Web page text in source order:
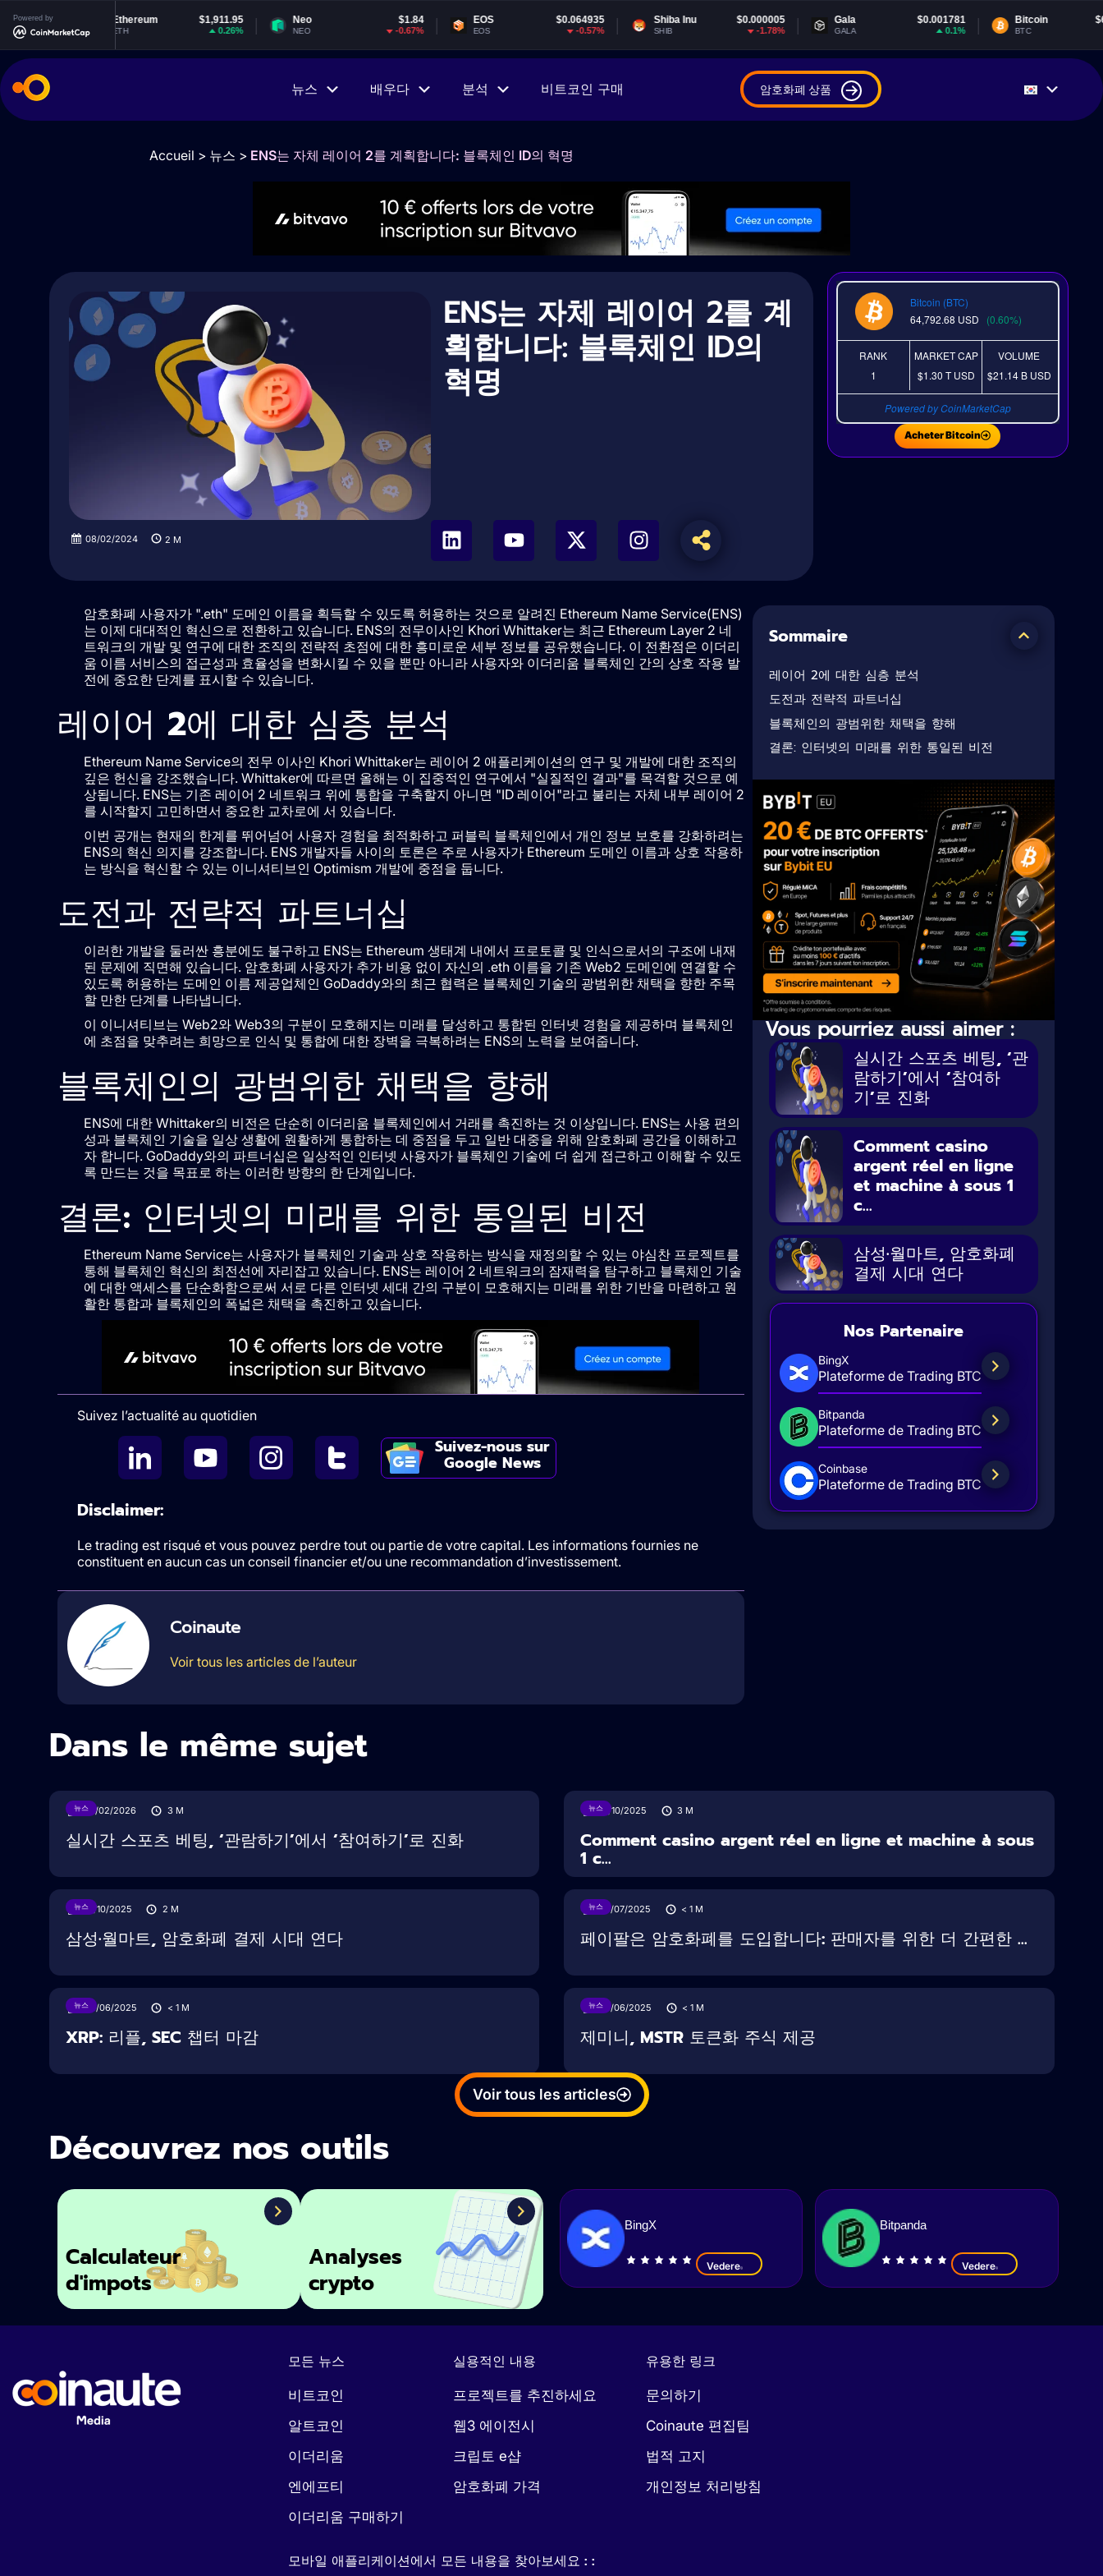
Powered byEthereum $1,911.95
ETH
Neo
NEO
EOS $0.064935
EOS
Shiba Inu $0.000005
SHIB
Gala $0.001781
GALA
Bitcoin $64,791.60
BTC
뉴스 배우다 분석 비트코인 구매 암호화폐 상품
Accueil > 뉴스 > ENS는 자체 레이어 2를 계획합니다: 블록체인 ID의 혁명
ENS는 자체 레이어 2를 계
획합니다: 블록체인 ID의
혁명
08/02/2024 2 M
Bitcoin (BTC)
64,792.68 USD (0.60%)
RANK
1
MARKET CAP
$1.30 TUSD
VOLUME
$21.14 B USD
Powered by CoinMarketCap
Acheter Bitcoin
암호화폐 사용자가 ".eth" 도메인 이름을 획득할 수 있도록 허용하는 것으로 알려진 Ethereum Name Service(ENS)
는 이제 대대적인 혁신으로 전환하고 있습니다. ENS의 전무이사인 Khori Whittaker는 최근 Ethereum Layer 2 네
트워크의 개발 및 연구에 대한 조직의 전략적 초점에 대한 흥미로운 세부 정보를 공유했습니다. 이 전환점은 이더리
움 이름 서비스의 접근성과 효율성을 변화시킬 수 있을 뿐만 아니라 사용자와 이더리움 블록체인 간의 상호 작용 발
전에 중요한 단계를 표시할 수 있습니다.
레이어 2에 대한 심층 분석
Ethereum Name Service의 전무 이사인 Khori Whittaker는 레이어 2 애플리케이션의 연구 및 개발에 대한 조직의
깊은 헌신을 강조했습니다. Whittaker에 따르면 올해는 이 집중적인 연구에서 "실질적인 결과"를 목격할 것으로 예
상됩니다. ENS는 기존 레이어 2 네트워크 위에 통합을 구축할지 아니면 "ID 레이어"라고 불리는 자체 내부 레이어 2
를 시작할지 고민하면서 중요한 교차로에 서 있습니다.
이번 공개는 현재의 한계를 뛰어넘어 사용자 경험을 최적화하고 퍼블릭 블록체인에서 개인 정보 보호를 강화하려는
ENS의 혁신 의지를 강조합니다. ENS 개발자들 사이의 토론은 주로 사용자가 Ethereum 도메인 이름과 상호 작용하
는 방식을 혁신할 수 있는 이니셔티브인 Optimism 개발에 중점을 둡니다.
도전과 전략적 파트너십
이러한 개발을 둘러싼 흥분에도 불구하고 ENS는 Ethereum 생태계 내에서 프로토콜 및 인식으로서의 구조에 내재
된 문제에 직면해 있습니다. 암호화폐 사용자가 추가 비용 없이 자신의 .eth 이름을 기존 Web2 도메인에 연결할 수
있도록 허용하는 도메인 이름 제공업체인 GoDaddy와의 최근 협력은 블록체인 기술의 광범위한 채택을 향한 주목
할 만한 단계를 나타냅니다.
이 이니셔티브는 Web2와 Web3의 구분이 모호해지는 미래를 달성하고 통합된 인터넷 경험을 제공하며 블록체인
에 초점을 맞추려는 희망으로 인식 및 통합에 대한 장벽을 극복하려는 ENS의 노력을 보여줍니다.
블록체인의 광범위한 채택을 향해
ENS에 대한 Whittaker의 비전은 단순히 이더리움 블록체인에서 거래를 촉진하는 것 이상입니다. ENS는 사용 편의
성과 블록체인 기술을 일상 생활에 원활하게 통합하는 데 중점을 두고 일반 대중을 위해 암호화폐 공간을 이해하고
자 합니다. GoDaddy와의 파트너십은 일상적인 인터넷 사용자가 블록체인 기술에 더 쉽게 접근하고 이해할 수 있도
록 만드는 것을 목표로 하는 이러한 방향의 한 단계입니다.
결론: 인터넷의 미래를 위한 통일된 비전
Ethereum Name Service는 사용자가 블록체인 기술과 상호 작용하는 방식을 재정의할 수 있는 야심찬 프로젝트를
통해 블록체인 혁신의 최전선에 자리잡고 있습니다. ENS는 레이어 2 네트워크의 잠재력을 탐구하고 블록체인 기술
에 대한 액세스를 단순화함으로써 서로 다른 인터넷 세대 간의 구분이 모호해지는 미래를 위한 기반을 마련하고 원
활한 통합과 블록체인의 폭넓은 채택을 촉진하고 있습니다.
Suivez l’actualité au quotidien
Suivez-nous sur
Google News
Disclaimer:
Le trading est risqué et vous pouvez perdre tout ou partie de votre capital. Les informations fournies ne
constituent en aucun cas un conseil financier et/ou une recommandation d’investissement.
Coinaute
Voir tous les articles de l’auteur
Sommaire
레이어 2에 대한 심층 분석
도전과 전략적 파트너십
블록체인의 광범위한 채택을 향해
결론: 인터넷의 미래를 위한 통일된 비전
Vous pourriez aussi aimer :
실시간 스포츠 베팅, ‘관
람하기’에서 ‘참여하
기’로 진화
Comment casino
argent réel en ligne
et machine à sous 1
c...
삼성·월마트, 암호화폐
결제 시대 연다
Nos Partenaire
BingX
Plateforme de Trading BTC
Bitpanda
Plateforme de Trading BTC
Coinbase
Plateforme de Trading BTC
Dans le même sujet
뉴스05/02/2026 3 M
실시간 스포츠 베팅, ‘관람하기’에서 ‘참여하기’로 진화
뉴스16/10/2025 3 M
Comment casino argent réel en ligne et machine à sous
1 c...
뉴스16/10/2025 2 M
삼성·월마트, 암호화폐 결제 시대 연다
뉴스30/07/2025 < 1 M
페이팔은 암호화폐를 도입합니다: 판매자를 위한 더 간편한 ...
뉴스28/06/2025 < 1 M
XRP: 리플, SEC 챕터 마감
뉴스28/06/2025 < 1 M
제미니, MSTR 토큰화 주식 제공
Voir tous les articles
Découvrez nos outils
Calculateur
d'impots
Analyses
crypto
BingX
Vedere
Bitpanda
Vedere
모든 뉴스
비트코인
알트코인
이더리움
엔에프티
이더리움 구매하기
실용적인 내용
프로젝트를 추진하세요
웹3 에이전시
크립토 e샵
암호화폐 가격
유용한 링크
문의하기
Coinaute 편집팀
법적 고지
개인정보 처리방침
모바일 애플리케이션에서 모든 내용을 찾아보세요 : :